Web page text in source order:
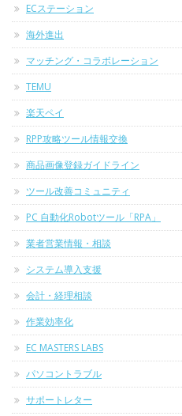
ECステーション
海外進出
マッチング・コラボレーション
TEMU
楽天ペイ
RPP攻略ツール情報交換
商品画像登録ガイドライン
ツール改善コミュニティ
PC 自動化Robotツール「RPA」
業者営業情報・相談
システム導入支援
会計・経理相談
作業効率化
EC MASTERS LABS
パソコントラブル
サポートレター